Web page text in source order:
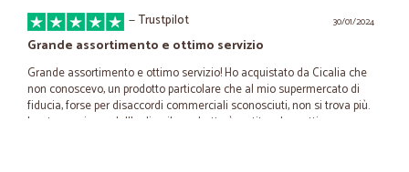
30/01/2024
—Trustpilot
Grande assortimento e ottimo servizio
Grande assortimento e ottimo servizio! Ho acquistato da Cicalia che
non conoscevo, un prodotto particolare che al mio supermercato di
fiducia, forse per disaccordi commerciali sconosciuti, non si trova più.
Lo stesso giorno dell'ordine il pacchetto è partito e la mattina